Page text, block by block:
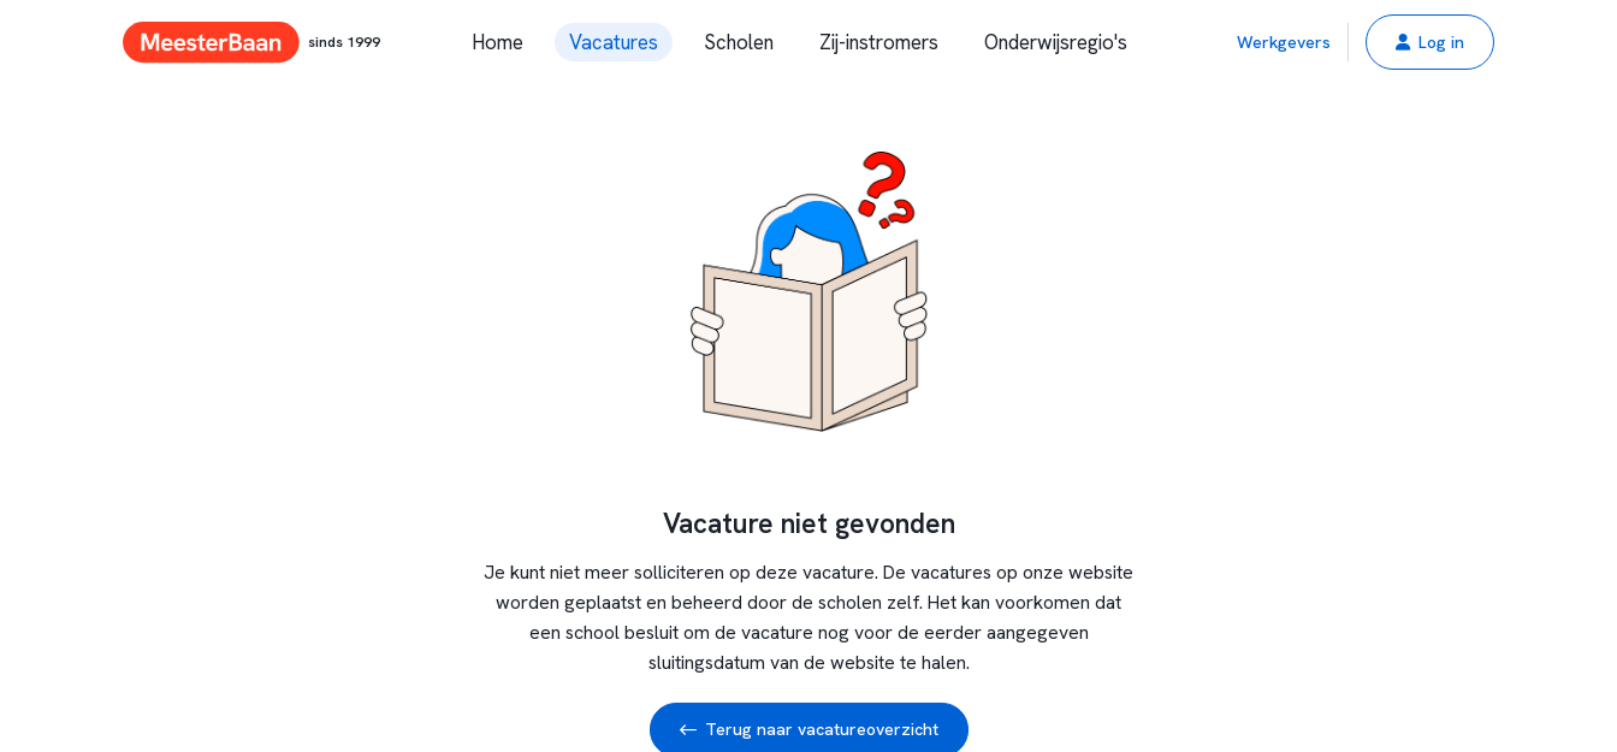
sinds 1999 Home Vacatures Scholen Zij-instromers Onderwijsregio's Werkgevers Log in
Vacature niet gevonden
Je kunt niet meer solliciteren op deze vacature. De vacatures op onze website
worden geplaatst en beheerd door de scholen zelf. Het kan voorkomen dat
een school besluit om de vacature nog voor de eerder aangegeven
sluitingsdatum van de website te halen.
Terug naar vacatureoverzicht